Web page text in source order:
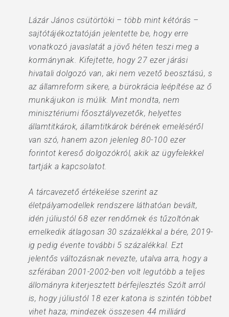
Lázár János csütörtöki – több mint kétórás –
sajtótájékoztatóján jelentette be, hogy erre
vonatkozó javaslatát a jövő héten teszi meg a
kormánynak. Kifejtette, hogy 27 ezer járási
hivatali dolgozó van, aki nem vezető beosztású, s
az államreform sikere, a bürokrácia leépítése az ő
munkájukon is múlik. Mint mondta, nem
minisztériumi főosztályvezetők, helyettes
államtitkárok, államtitkárok bérének emeléséről
van szó, hanem azon jelenleg 80-100 ezer
forintot kereső dolgozókról, akik az ügyfelekkel
tartják a kapcsolatot.
A tárcavezető értékelése szerint az
életpályamodellek rendszere láthatóan bevált,
idén júliustól 68 ezer rendőrnek és tűzoltónak
emelkedik átlagosan 30 százalékkal a bére, 2019-
ig pedig évente további 5 százalékkal. Ezt
jelentős változásnak nevezte, utalva arra, hogy a
szférában 2001-2002-ben volt legutóbb a teljes
állományra kiterjesztett bérfejlesztés Szólt arról
is, hogy júliustól 18 ezer katona is szintén többet
vihet haza; mindezek összesen 44 milliárd